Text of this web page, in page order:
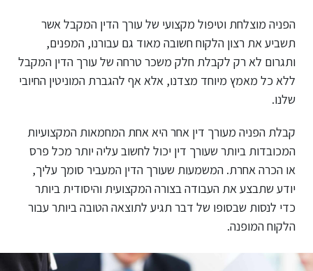
הפניה מוצלחת וטיפול מקצועי של עורך הדין המקבל אשר
תשביע את רצון הלקוח חשובה מאוד גם עבורנו, המפנים,
ותגרום לא רק לקבלת חלק משכר טרחה של עורך הדין המקבל
ללא כל מאמץ מיוחד מצדנו, אלא אף להגברת המוניטין החיובי
שלנו.
קבלת הפניה מעורך דין אחר היא אחת המחמאות המקצועיות
המכובדות ביותר שעורך דין יכול לחשוב עליה יותר מכל פרס
או הכרה אחרת. המשמעות שעורך הדין המעביר סומך עליך,
יודע שתבצע את העבודה בצורה המקצועית והיסודית ביותר
כדי לנסות שבסופו של דבר תגיע לתוצאה הטובה ביותר עבור
הלקוח המופנה.